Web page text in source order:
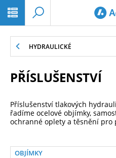
HYDRAULICKÉ
PŘÍSLUŠENSTVÍ
Příslušenství tlakových
řadíme ocelové objímky,
ochranné oplety a těsnění pro
OBJÍMKY